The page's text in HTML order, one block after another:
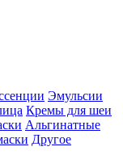
Эмульсии
Кремы для шеи
Альгинатные
Другое